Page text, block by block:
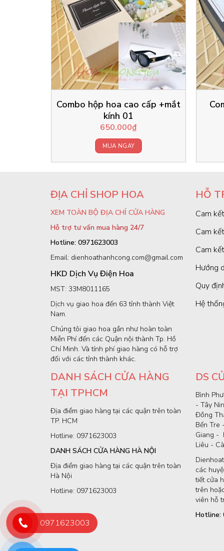
Combo hộp hoa cao cấp +mắt
kính 01
650.000₫
MUA NGAY
ĐỊA CHỈ SHOP HOA
XEM TOÀN BỘ ĐỊA CHỈ CỬA HÀNG
Hỗ trợ tư vấn mua hàng 24/7
Hotline: 0971623003
Email: dienhoathanhcong.com@gmail.com
HKD Dịch Vụ Điện Hoa
MST: 33M8011165
Dịch vụ giao hoa đến 63 tỉnh thành Việt
Nam.
Chúng tôi giao hoa gần như hoàn toàn
Miễn Phí đến các Quận nội thành Tp. Hồ
Chí Minh. Và tính phí giao hàng có hỗ trợ
đối với các tỉnh thành khác.
HỖ
Cam
Cam
Cam
Hướng
Quy
Hệ
DANH SÁCH CỬA HÀNG
TẠI TPHCM
Địa điểm giao hàng tại các quận trên toàn
TP. HCM
Hotline: 0971623003
DANH SÁCH CỬA HÀNG HÀ NỘI
Địa điểm giao hàng tại các quận trên toàn
Hà Nội
Hotline: 0971623003
DS
Bình
- Tây
Đồng
Bến Tre
Giang -
Liêu -
các
tiết cửa
trên
viên hỗ
Hotline:
0971623003